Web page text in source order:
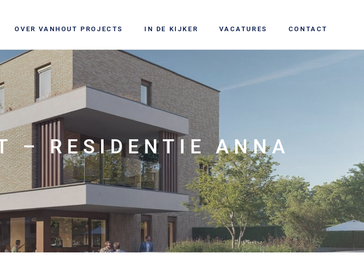
OVER VANHOUT PROJECTS IN DE KIJKER VACATURES CONTACT
– RESIDENTIE ANNA